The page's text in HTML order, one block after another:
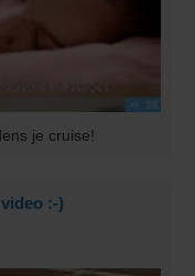
je cruise!
:-)